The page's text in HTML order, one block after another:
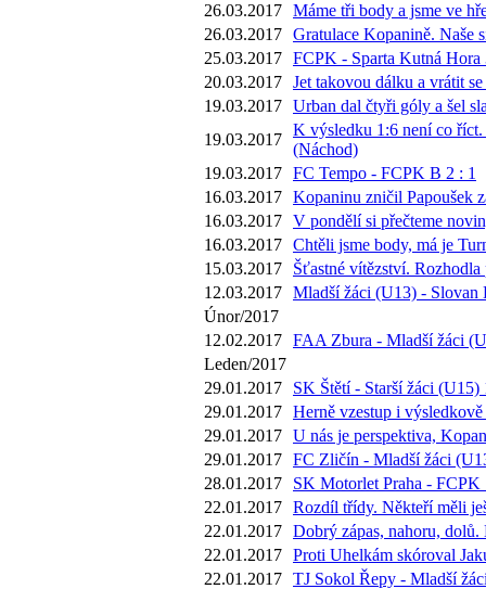
26.03.2017 Máme tři body a jsme ve
26.03.2017 Gratulace Kopanině. Naše
25.03.2017 FCPK - Sparta Kutná Hora
20.03.2017 Jet takovou dálku a vrátit
19.03.2017 Urban dal čtyři góly a šel
19.03.2017
K výsledku 1:6 není co
(Náchod)
19.03.2017 FC Tempo - FCPK B 2 : 1
16.03.2017 Kopaninu zničil Papoušek
16.03.2017 V pondělí si přečteme
16.03.2017 Chtěli jsme body, má je
15.03.2017
Šťastné vítězství.
12.03.2017 Mladší žáci (U13) - Slovan
Únor/2017
12.02.2017 FAA Zbura - Mladší žáci
Leden/2017
29.01.2017
SK Štětí - Starší žáci (U15)
29.01.2017 Herně vzestup i
29.01.2017 U nás je perspektiva,
29.01.2017 FC Zličín - Mladší žáci
28.01.2017
SK Motorlet Praha - FCPK
22.01.2017 Rozdíl třídy. Někteří měli
22.01.2017 Dobrý zápas, nahoru,
22.01.2017 Proti Uhelkám skóroval
22.01.2017 TJ Sokol Řepy - Mladší